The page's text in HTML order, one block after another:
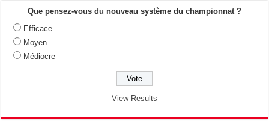
Que pensez-vous du nouveau système du championnat ?
Efficace
Moyen
Médiocre
View Results